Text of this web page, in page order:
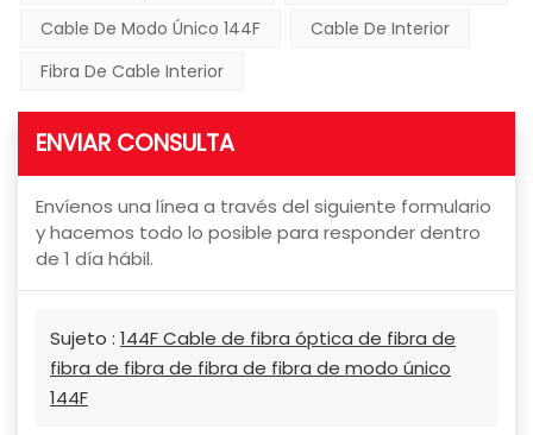
Cable De Modo Único 144F
Cable De Interior
Fibra De Cable Interior
ENVIAR CONSULTA
Envíenos una línea a través del siguiente formulario
y hacemos todo lo posible para responder dentro
de 1 día hábil.
Sujeto : 144F Cable de fibra óptica de fibra de
fibra de fibra de fibra de fibra de modo único
144F